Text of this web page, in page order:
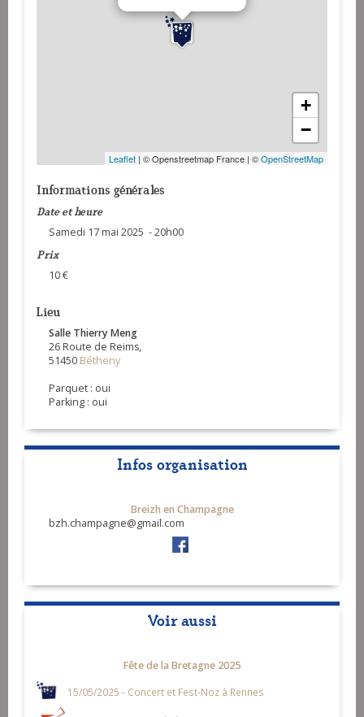
+
−
Leaflet | © Openstreetmap France | ©OpenStreetMap
Informations générales
Date et heure
Samedi 17 mai 2025 - 20h00
Prix
10 €
Lieu
Salle Thierry Meng
26 Route de Reims,
51450 Bétheny
Parquet : oui
Parking : oui
Infos organisation
Breizh en Champagne
bzh.champagne@gmail.com
Voir aussi
Fête de la Bretagne 2025
15/05/2025 - Concert et Fest-Noz à Rennes